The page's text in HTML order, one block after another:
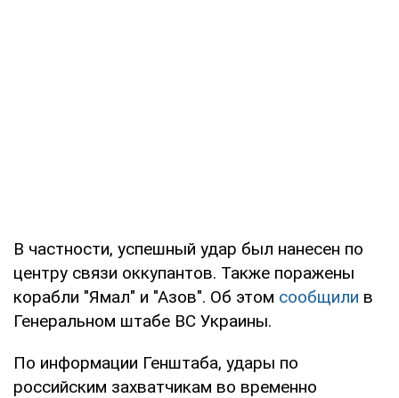
В частности, успешный удар был нанесен по
центру связи оккупантов. Также поражены
корабли "Ямал" и "Азов". Об этом сообщили в
Генеральном штабе ВС Украины.
По информации Генштаба, удары по
российским захватчикам во временно